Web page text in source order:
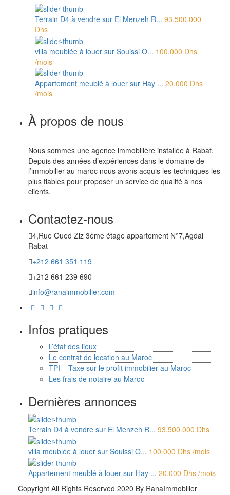
Terrain D4 à vendre sur El Menzeh R... 93.500.000
Dhs
villa meublée à louer sur Souissi O... 100.000 Dhs
/mois
Appartement meublé à louer sur Hay ... 20.000 Dhs
/mois
À propos de nous
Nous sommes une agence immobilière installée à Rabat.
Depuis des années d’expériences dans le domaine de
l’immobilier au maroc nous avons acquis les techniques les
plus fiables pour proposer un service de qualité à nos
clients.
Contactez-nous
4,Rue Oued Ziz 3éme étage appartement N°7,Agdal
Rabat
+212 661 351 119
+212 661 239 690
info@ranaimmobilier.com
Infos pratiques
L’état des lieux
Le contrat de location au Maroc
TPI – Taxe sur le profit immobilier au Maroc
Les frais de notaire au Maroc
Dernières annonces
Terrain D4 à vendre sur El Menzeh R... 93.500.000 Dhs
villa meublée à louer sur Souissi O... 100.000 Dhs /mois
Appartement meublé à louer sur Hay ... 20.000 Dhs /mois
Copyright All Rights Reserved 2020 By RanaImmobilier